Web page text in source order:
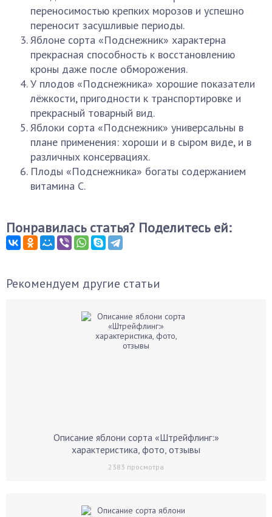
переносимостью крепких морозов и успешно
переносит засушливые периоды.
Яблоне сорта «Подснежник» характерна
прекрасная способность к восстановлению
кроны даже после обморожения.
У плодов «Подснежника» хорошие показатели
лёжкости, пригодности к транспортировке и
прекрасный товарный вид.
Яблоки сорта «Подснежник» универсальны в
плане применения: хороши и в сыром виде, и в
различных консервациях.
Плоды «Подснежника» богаты содержанием
витамина С.
Понравилась статья? Поделитесь ей:
Рекомендуем другие статьи
Описание яблони сорта «Штрейфлинг:»
характеристика, фото, отзывы
2383 просмотра